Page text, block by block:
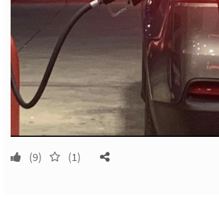
(9) (1)